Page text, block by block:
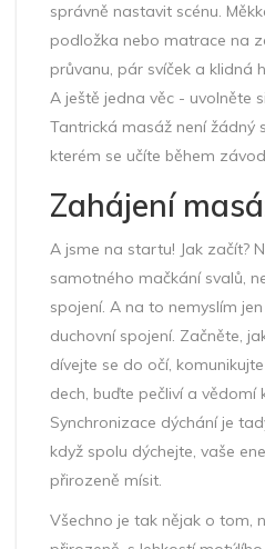
správně nastavit scénu.
podložka nebo matrace na
průvanu, pár svíček a klidná
A ještě jedna věc - uvolněte
Tantrická masáž není žádný
kterém se učíte během
Zahájení
A jsme na startu! Jak začít?
samotného mačkání svalů,
spojení. A na to nemyslím
duchovní spojení. Začněte,
dívejte se do očí,
dech, buďte pečliví a vědomí
Synchronizace dýchání je
když spolu dýchejte, vaše
přirozeně mísit.
Všechno je tak nějak o tom,